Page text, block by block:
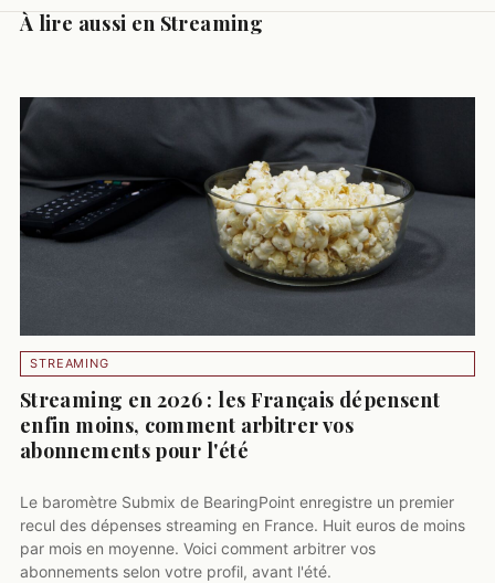
À lire aussi en Streaming
STREAMING
Streaming en 2026 : les Français dépensent
enfin moins, comment arbitrer vos
abonnements pour l'été
Le baromètre Submix de BearingPoint enregistre un premier
recul des dépenses streaming en France. Huit euros de moins
par mois en moyenne. Voici comment arbitrer vos
abonnements selon votre profil, avant l'été.